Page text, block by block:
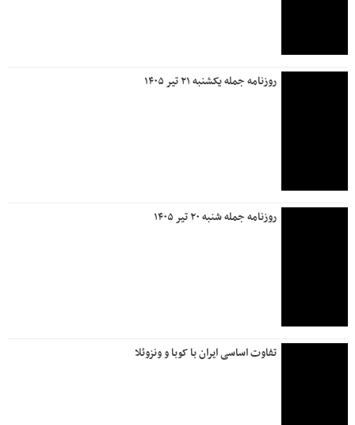
روزنامه جمله یکشنبه ۲۱ تیر ۱۴۰۵
روزنامه جمله شنبه ۲۰ تیر ۱۴۰۵
تفاوت اساسی ایران با کوبا و ونزوئلا